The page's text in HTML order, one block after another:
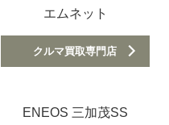
エムネット
クルマ買取専門店
ENEOS 三加茂SS